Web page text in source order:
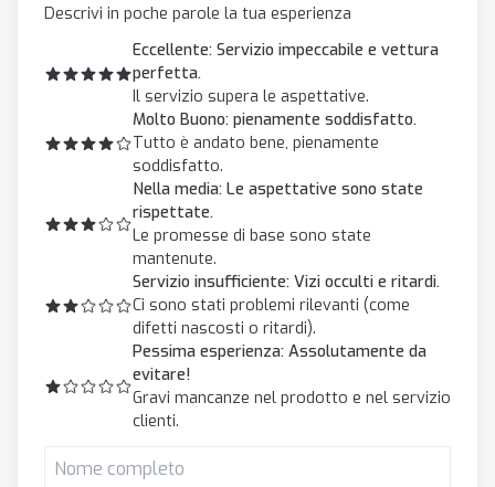
Descrivi in poche parole la tua esperienza
Pessima esperienza: Assolutamente da
evitare!
Gravi mancanze nel prodotto e nel servizio
clienti.
Servizio insufficiente: Vizi occulti e ritardi.
Ci sono stati problemi rilevanti (come
difetti nascosti o ritardi).
Nella media: Le aspettative sono state
rispettate.
Le promesse di base sono state
mantenute.
Molto Buono: pienamente soddisfatto.
Tutto è andato bene, pienamente
soddisfatto.
Eccellente: Servizio impeccabile e vettura
perfetta.
Il servizio supera le aspettative.